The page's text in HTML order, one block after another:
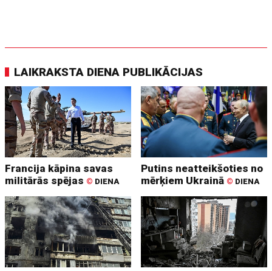
LAIKRAKSTA DIENA PUBLIKĀCIJAS
Francija kāpina savas
militārās spējas © DIENA
Putins neatteikšoties no
mērķiem Ukrainā © DIENA